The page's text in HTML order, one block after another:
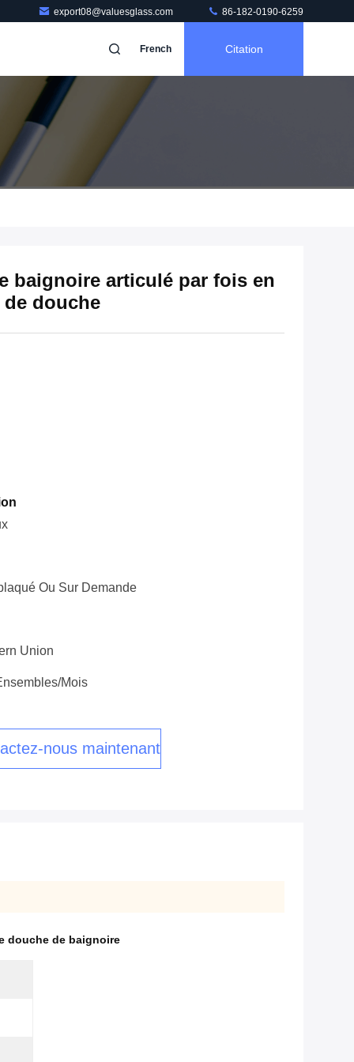
export08@valuesglass.com 86-182-0190-6259
French Citation
baignoire articulé par fois en
douche
Ou Sur Demande
Union
mois
nous maintenant
douche de baignoire